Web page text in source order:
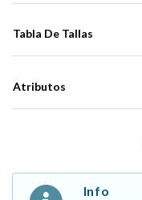
Tabla De Tallas
Atributos
Info